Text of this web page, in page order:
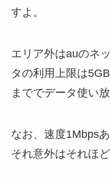
すよ。
エリア外はauのネ
タの利用上限は
まででデータ使い放
なお、速度1Mbps
それ意外はそれほ